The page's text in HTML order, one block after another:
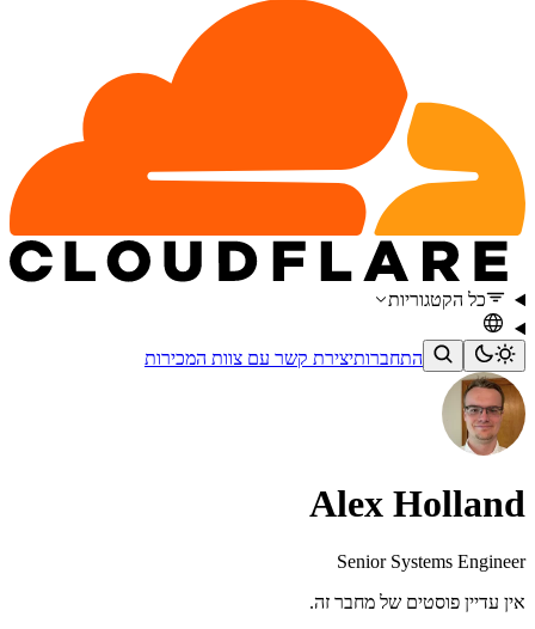
כל הקטגוריות
התחברותיצירת קשר עם צוות המכירות
Alex Holland
Senior Systems Engineer
אין עדיין פוסטים של מחבר זה.